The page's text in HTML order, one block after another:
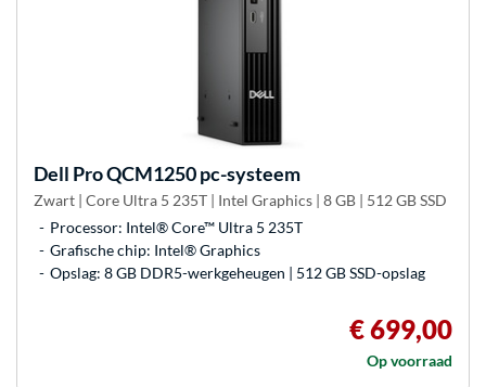
Dell Pro QCM1250 pc-systeem
Zwart | Core Ultra 5 235T | Intel Graphics | 8 GB | 512 GB SSD
Processor: Intel® Core™ Ultra 5 235T
Grafische chip: Intel® Graphics
Opslag: 8 GB DDR5-werkgeheugen | 512 GB SSD-opslag
€ 699,00
Op voorraad